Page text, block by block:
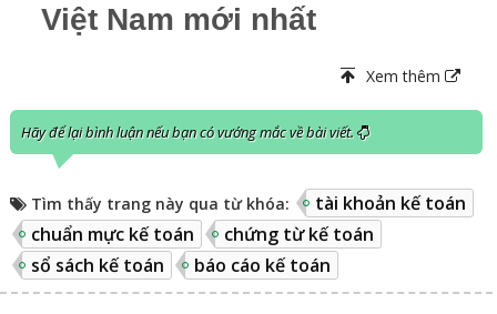
Việt Nam mới nhất
Xem thêm
Hãy để lại bình luận nếu bạn có vướng mắc về bài viết.
Tìm thấy trang này qua từ khóa:
tài khoản kế toán
chuẩn mực kế toán
chứng từ kế toán
sổ sách kế toán
báo cáo kế toán